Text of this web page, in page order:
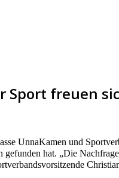
Sport freuen
UnnaKamen und
hat. „Die